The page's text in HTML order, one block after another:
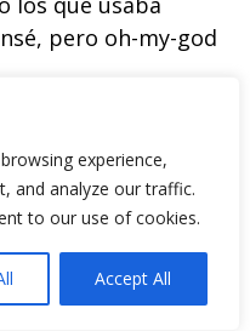
experience,
and analyze our traffic.
to our use of cookies.
Accept All
pero oh-my-god
Responder
se tenía que